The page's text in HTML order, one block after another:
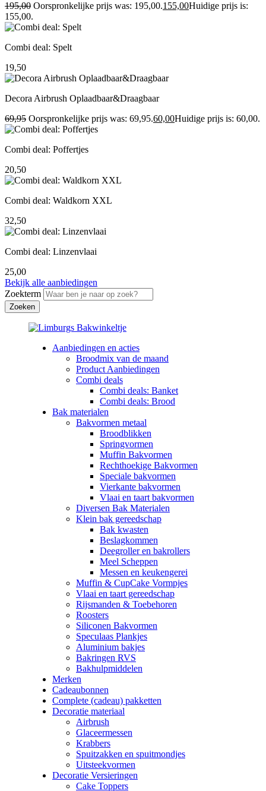
195,00 Oorspronkelijke prijs was: 195,00.155,00Huidige prijs is:
155,00.
Combi deal: Spelt
19,50
Decora Airbrush Oplaadbaar&Draagbaar
69,95 Oorspronkelijke prijs was: 69,95.60,00Huidige prijs is: 60,00.
Combi deal: Poffertjes
20,50
Combi deal: Waldkorn XXL
32,50
Combi deal: Linzenvlaai
25,00
Bekijk alle aanbiedingen
Zoekterm
Aanbiedingen en acties
Broodmix van de maand
Product Aanbiedingen
Combi deals
Combi deals: Banket
Combi deals: Brood
Bak materialen
Bakvormen metaal
Broodblikken
Springvormen
Muffin Bakvormen
Rechthoekige Bakvormen
Speciale bakvormen
Vierkante bakvormen
Vlaai en taart bakvormen
Diversen Bak Materialen
Klein bak gereedschap
Bak kwasten
Beslagkommen
Deegroller en bakrollers
Meel Scheppen
Messen en keukengerei
Muffin & CupCake Vormpjes
Vlaai en taart gereedschap
Rijsmanden & Toebehoren
Roosters
Siliconen Bakvormen
Speculaas Plankjes
Aluminium bakjes
Bakringen RVS
Bakhulpmiddelen
Merken
Cadeaubonnen
Complete (cadeau) pakketten
Decoratie materiaal
Airbrush
Glaceermessen
Krabbers
Spuitzakken en spuitmondjes
Uitsteekvormen
Decoratie Versieringen
Cake Toppers